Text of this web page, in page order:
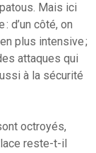
Mais ici
d’un côté, on
plus intensive ;
attaques qui
à la sécurité
octroyés,
reste-t-il